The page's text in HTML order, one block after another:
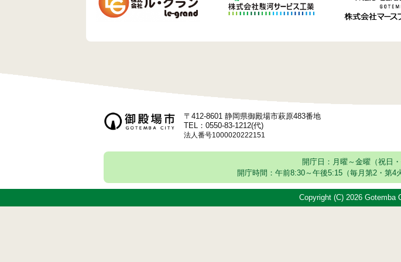
ョ
ン
〒412-8601 静岡県御殿場市萩原483番地
TEL：0550-83-1212(代)
法人番号1000020222151
開庁日：月曜～金曜（祝日
開庁時間：午前8:30～午後5:15（毎月第2・第4
Copyright (C) 2026 Gotemba